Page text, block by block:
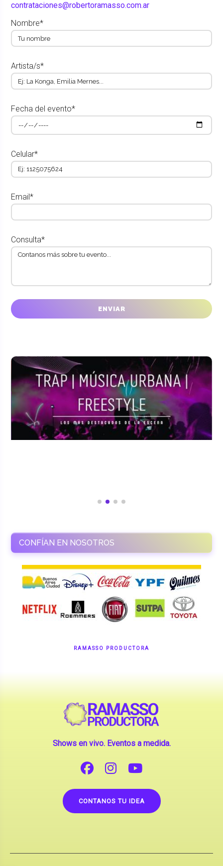
contrataciones@robertoramasso.com.ar
Nombre*
Artista/s*
Fecha del evento*
Celular*
Email*
Consulta*
RAMASSO PRODUCTORA